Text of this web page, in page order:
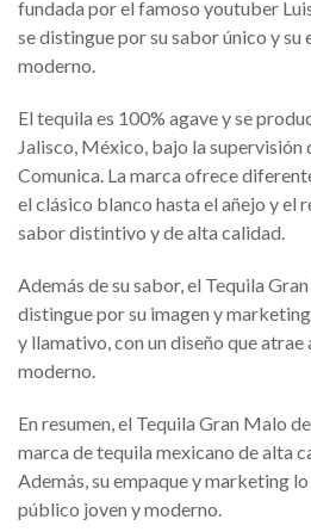
fundada por el famoso youtuber
se distingue por su sabor único y su
moderno.
El tequila es 100% agave y se
Jalisco, México, bajo la
Comunica. La marca ofrece
el clásico blanco hasta el añejo y el
sabor distintivo y de alta calidad.
Además de su sabor, el Tequila
distingue por su imagen y
y llamativo, con un diseño que atrae
moderno.
En resumen, el Tequila Gran Malo
marca de tequila mexicano de alta
Además, su empaque y marketing
público joven y moderno.